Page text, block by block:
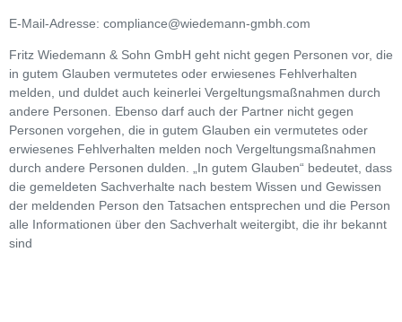
E-Mail-Adresse: compliance@wiedemann-gmbh.com
Fritz Wiedemann & Sohn GmbH geht nicht gegen Personen vor, die
in gutem Glauben vermutetes oder erwiesenes Fehlverhalten
melden, und duldet auch keinerlei Vergeltungsmaßnahmen durch
andere Personen. Ebenso darf auch der Partner nicht gegen
Personen vorgehen, die in gutem Glauben ein vermutetes oder
erwiesenes Fehlverhalten melden noch Vergeltungsmaßnahmen
durch andere Personen dulden. „In gutem Glauben“ bedeutet, dass
die gemeldeten Sachverhalte nach bestem Wissen und Gewissen
der meldenden Person den Tatsachen entsprechen und die Person
alle Informationen über den Sachverhalt weitergibt, die ihr bekannt
sind